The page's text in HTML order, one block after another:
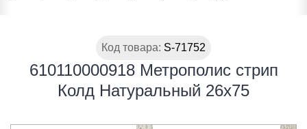
Код товара: S-71752
610110000918 Метрополис стрип
Колд Натуральный 26х75